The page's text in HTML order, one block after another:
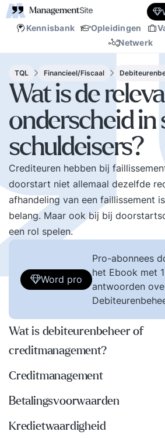
Kennisbank Opleidingen
Netwerk
TQL Financieel/Fiscaal
Wat is de
onderscheid in
schuldeisers?
Crediteuren hebben bij
doorstart niet allemaal dezelfde
afhandeling van een faillissement
belang. Maar ook bij bij
een rol spelen.
Word pro
Pro-abonnees
het Ebook met
antwoorden
Wat is debiteurenbeheer of
creditmanagement?
Creditmanagement
Betalingsvoorwaarden
Kredietwaardigheid